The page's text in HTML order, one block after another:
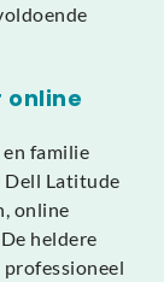
online
en familie
Dell Latitude
online
heldere